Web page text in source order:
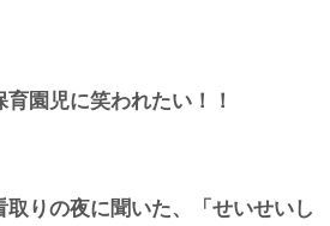
育園児に笑われたい！！
取りの夜に聞いた、「せいせいし